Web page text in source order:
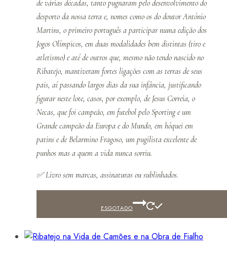
de várias décadas, tanto pugnaram pelo desenvolvimento do
desporto da nossa terra e, nomes como os do doutor António
Martins, o primeiro português a participar numa edição dos
Jogos Olímpicos, em duas modalidades bem distintas (tiro e
atletismo) e até de outros que, mesmo não tendo nascido no
Ribatejo, mantiveram fortes ligações com as terras de seus
pais, aí passando largos dias da sua infância, justificando
figurar neste lote, casos, por exemplo, de Jesus Correia, o
Necas, que foi campeão, em futebol pelo Sporting e um
Grande campeão da Europa e do Mundo, em hóquei em
patins e de Belarmino Fragoso, um pugilista excelente de
punhos mas a quem a vida nunca sorriu.
✅Livro sem marcas, assinaturas ou sublinhados.
ESGOTADO